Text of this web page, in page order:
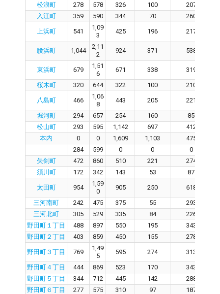
松浪町
278 578 326 100
207
入江町
359 590 344 70 260
上浜町 541
1,09
3
425 196 217
腰浜町 1,044
2,11
2
924 371 538
東浜町 679
1,51
6
671 338 319
桜木町 320 644 322 100 210
八島町 466
1,06
8
443 205 221
堀河町 294 657 254 160
85
松山町
293 595 1,142 697
412
本内
0 0 1,609 1,103
475
284
599 0 0
0
矢剣町
472 860 510 221
274
須川町
172 342 143 53 87
太田町 954
1,59
0
905 250 618
三河南町 242 475 375 55
293
三河北町
305 529 335 84
226
野田町１丁目
488 897 550 195
343
野田町２丁目
403 859 450 155 278
野田町３丁目 769
1,49
5
595 274 313
野田町４丁目 444 869 523 170
343
野田町５丁目
344 712 445 142
288
野田町６丁目
277 575 310 97 187